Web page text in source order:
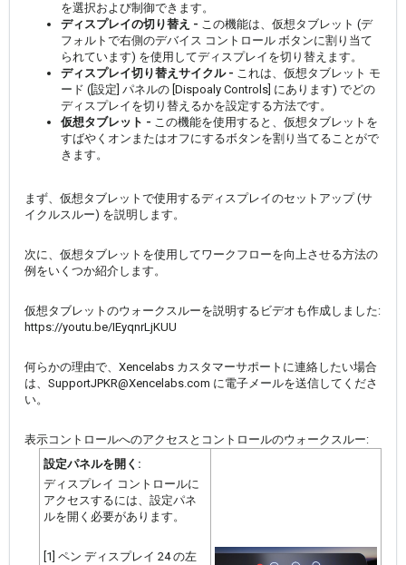
を選択および制御できます。
ディスプレイの切り替え - この機能は、仮想タブレット (デ
フォルトで右側のデバイス コントロール ボタンに割り当て
られています) を使用してディスプレイを切り替えます。
ディスプレイ切り替えサイクル - これは、仮想タブレット モ
ード ([設定] パネルの [Dispoaly Controls] にあります) でどの
ディスプレイを切り替えるかを設定する方法です。
仮想タブレット - この機能を使用すると、仮想タブレットを
すばやくオンまたはオフにするボタンを割り当てることがで
きます。
まず、仮想タブレットで使用するディスプレイのセットアップ (サ
イクルスルー) を説明します。
次に、仮想タブレットを使用してワークフローを向上させる方法の
例をいくつか紹介します。
仮想タブレットのウォークスルーを説明するビデオも作成しました:
https://youtu.be/IEyqnrLjKUU
何らかの理由で、Xencelabs カスタマーサポートに連絡したい場合
は、SupportJPKR@Xencelabs.com に電子メールを送信してくださ
い。
表示コントロールへのアクセスとコントロールのウォークスルー:
設定パネルを開く:
ディスプレイ コントロールに
アクセスするには、設定パネ
ルを開く必要があります。
[1] ペン ディスプレイ 24 の左